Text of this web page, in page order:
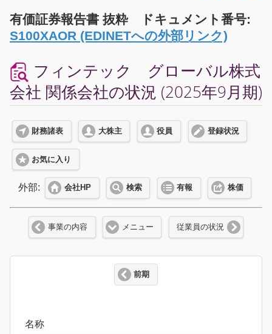
有価証券報告書 抜粋 ドキュメント番号:
S100XAOR (EDINETへの外部リンク)
フィンテック グローバル株式
会社 関係会社の状況 (2025年9月期)
財務諸表 大株主 役員 登録状況
お気に入り
外部: 会社HP 検索 有報 株価
事業の内容 メニュー 従業員の状況
前期
名称